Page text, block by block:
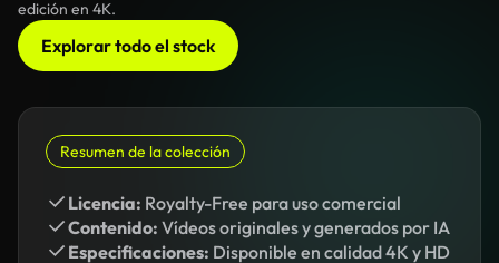
edición en 4K.
Explorar todo el stock
Resumen de la colección
Licencia: Royalty-Free para uso comercial
Contenido: Vídeos originales y generados por IA
Especificaciones: Disponible en calidad 4K y HD